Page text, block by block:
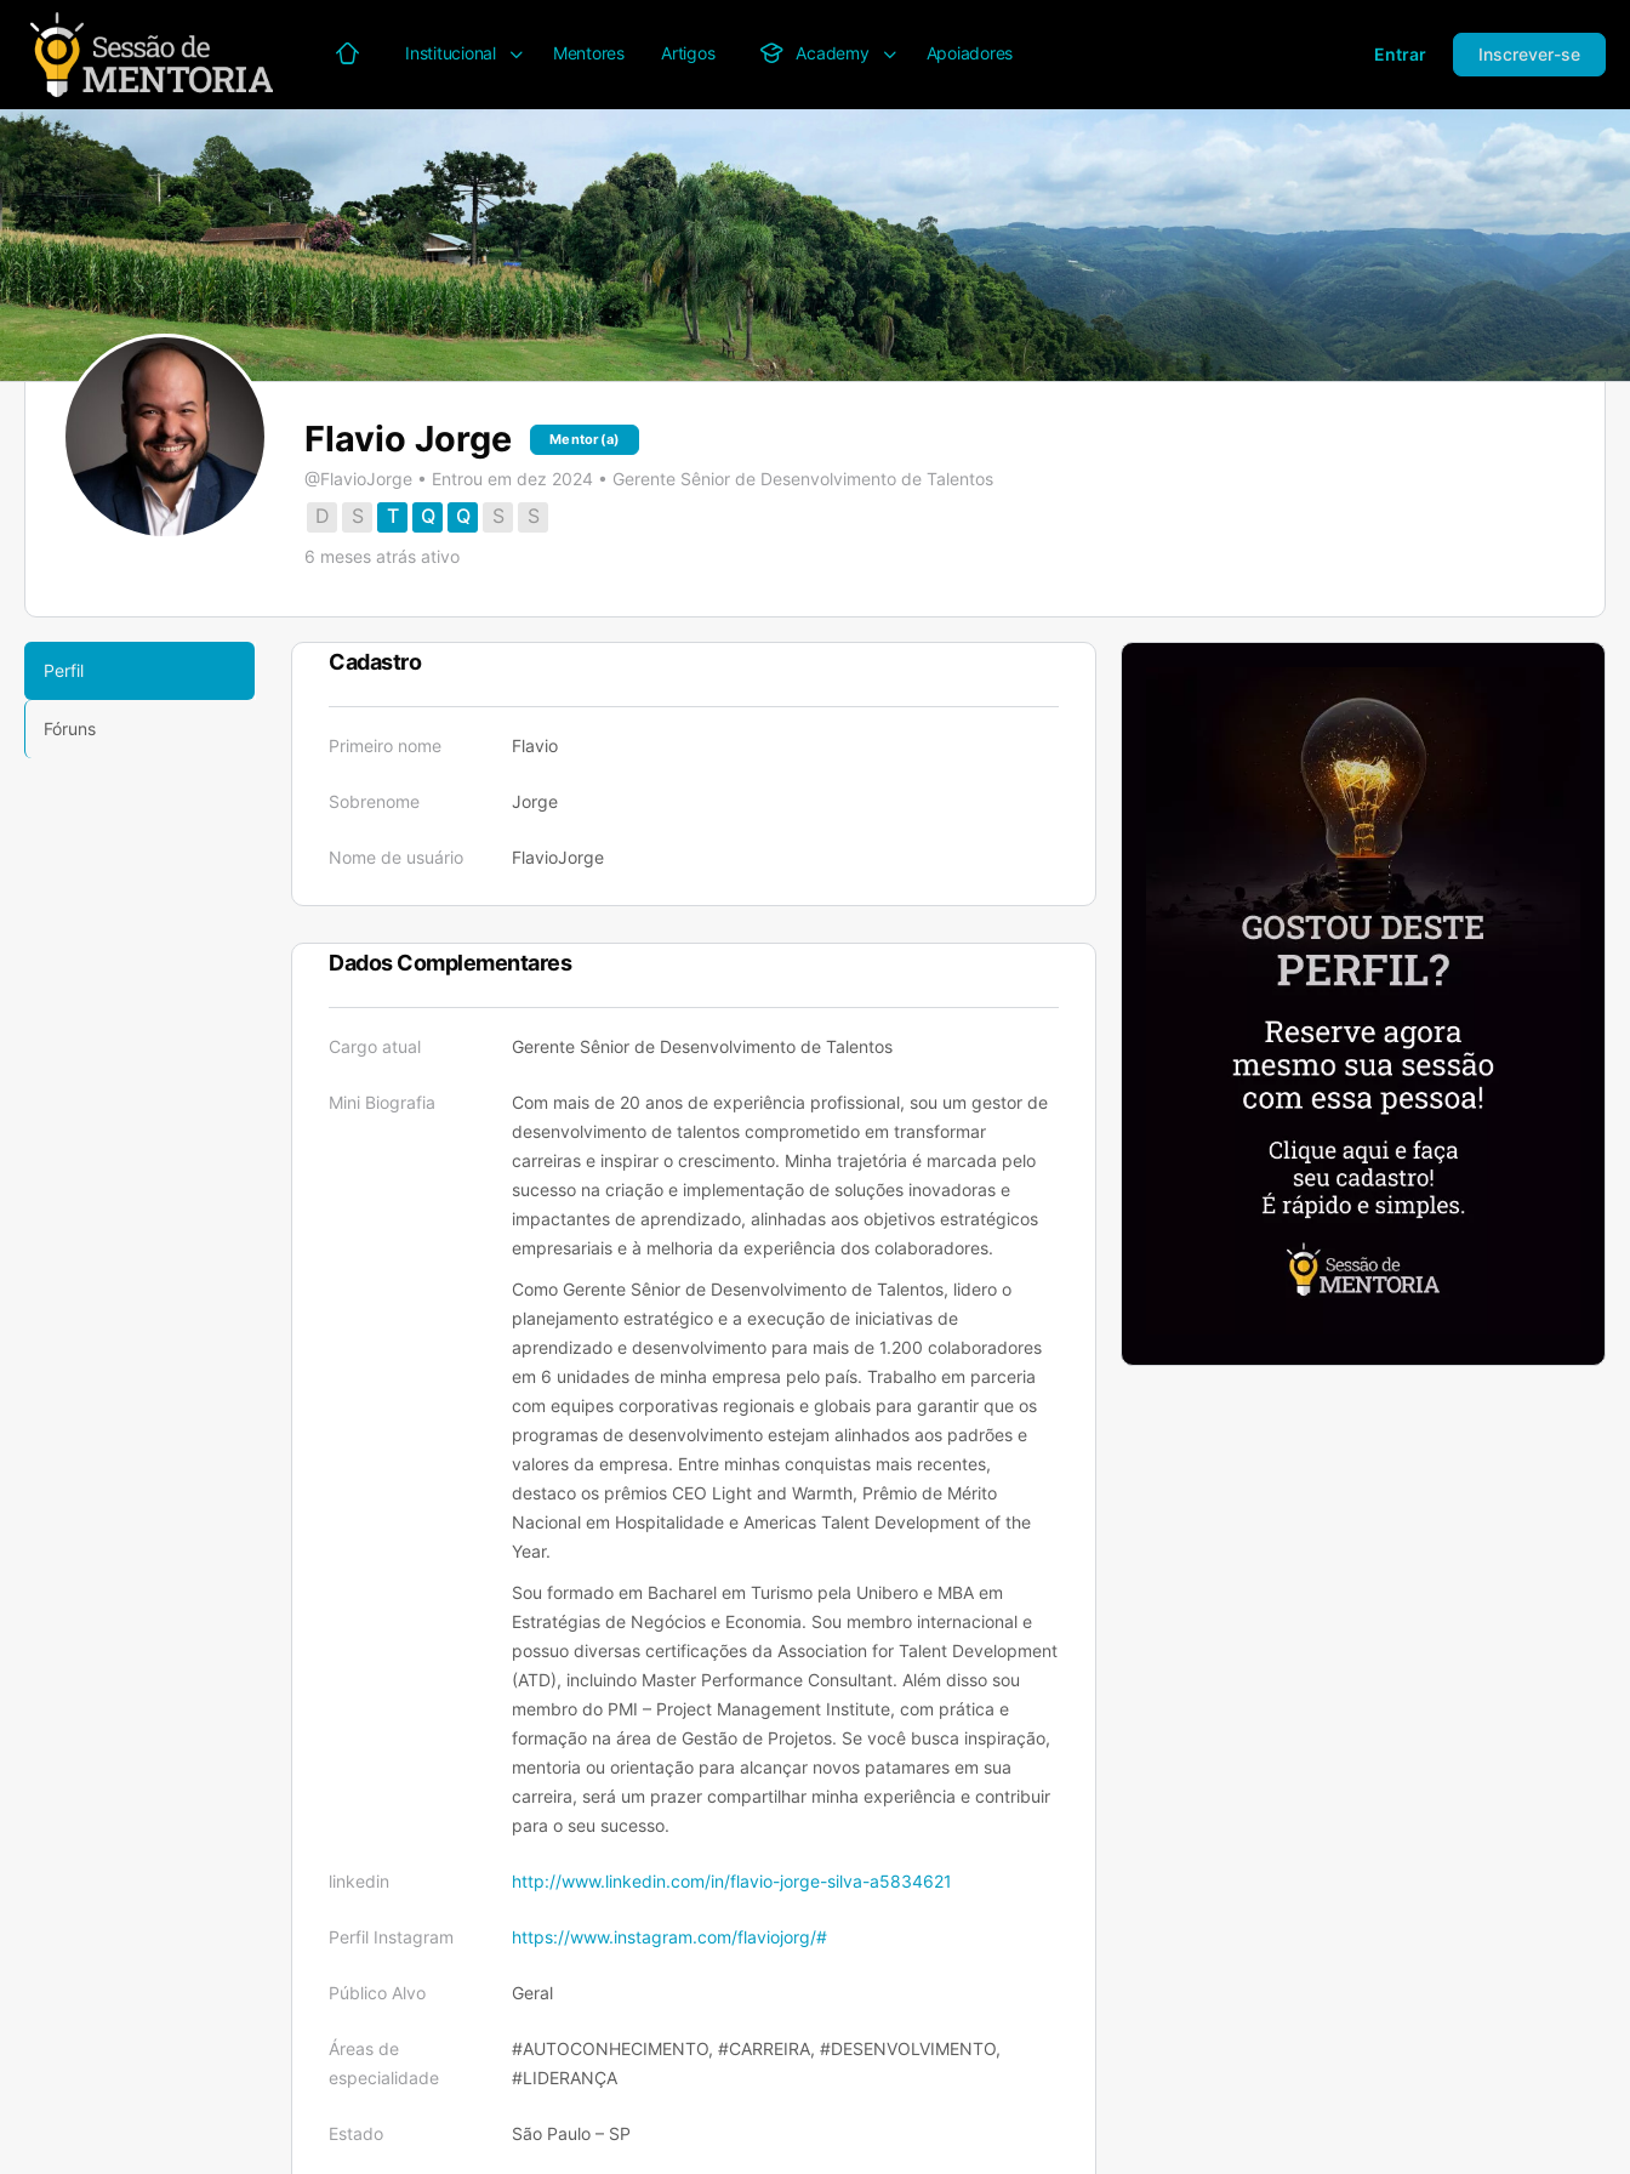
Página inicial
Institucional Mentores Artigos Academy Apoiadores Entrar Inscrever-se
Flavio Jorge Mentor(a)
@FlavioJorge • Entrou em dez 2024 • Gerente Sênior de Desenvolvimento de Talentos
D S T Q Q S S
6 meses atrás ativo
Perfil
Fóruns
Cadastro
Primeiro nome Flavio
Sobrenome Jorge
Nome de usuário FlavioJorge
Dados Complementares
Cargo atual Gerente Sênior de Desenvolvimento de Talentos
Mini Biografia
Com mais de 20 anos de experiência profissional, sou um gestor de
desenvolvimento de talentos comprometido em transformar
carreiras e inspirar o crescimento. Minha trajetória é marcada pelo
sucesso na criação e implementação de soluções inovadoras e
impactantes de aprendizado, alinhadas aos objetivos estratégicos
empresariais e à melhoria da experiência dos colaboradores.
Como Gerente Sênior de Desenvolvimento de Talentos, lidero o
planejamento estratégico e a execução de iniciativas de
aprendizado e desenvolvimento para mais de 1.200 colaboradores
em 6 unidades de minha empresa pelo país. Trabalho em parceria
com equipes corporativas regionais e globais para garantir que os
programas de desenvolvimento estejam alinhados aos padrões e
valores da empresa. Entre minhas conquistas mais recentes,
destaco os prêmios CEO Light and Warmth, Prêmio de Mérito
Nacional em Hospitalidade e Americas Talent Development of the
Year.
Sou formado em Bacharel em Turismo pela Unibero e MBA em
Estratégias de Negócios e Economia. Sou membro internacional e
possuo diversas certificações da Association for Talent Development
(ATD), incluindo Master Performance Consultant. Além disso sou
membro do PMI – Project Management Institute, com prática e
formação na área de Gestão de Projetos. Se você busca inspiração,
mentoria ou orientação para alcançar novos patamares em sua
carreira, será um prazer compartilhar minha experiência e contribuir
para o seu sucesso.
linkedin http://www.linkedin.com/in/flavio-jorge-silva-a5834621
Perfil Instagram https://www.instagram.com/flaviojorg/#
Público Alvo Geral
Áreas de
especialidade
#AUTOCONHECIMENTO, #CARREIRA, #DESENVOLVIMENTO,
#LIDERANÇA
Estado São Paulo – SP